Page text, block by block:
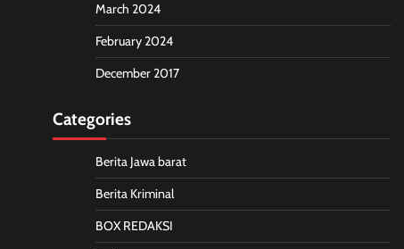
March 2024
February 2024
December 2017
Categories
Berita Jawa barat
Berita Kriminal
BOX REDAKSI